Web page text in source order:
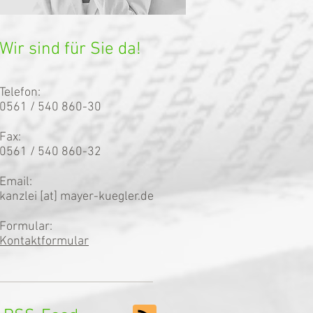
Wir sind für Sie da!
Telefon:
0561 / 540 860-30
Fax:
0561 / 540 860-32
Email:
kanzlei [at] mayer-kuegler.de
Formular:
Kontaktformular